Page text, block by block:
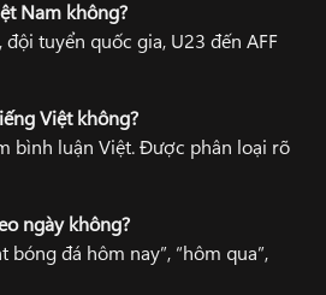
Nam không?
tuyển quốc gia, U23 đến AFF
Việt không?
bình luận Việt. Được phân loại rõ
ngày không?
đá hôm nay”, “hôm qua”,